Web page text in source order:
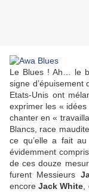
Le Blues ! Ah… le
signe d’épuisement
Etats-Unis ont
exprimer les «
chanter en «
Blancs, race
ce qu’elle a fait
évidemment
de ces douze
furent Messieurs
encoreJack White